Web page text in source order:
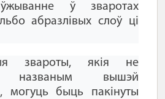
ў зваротах
абразлівых слоў ці
звароты, якія не
названым вышэй
могуць быць пакінуты